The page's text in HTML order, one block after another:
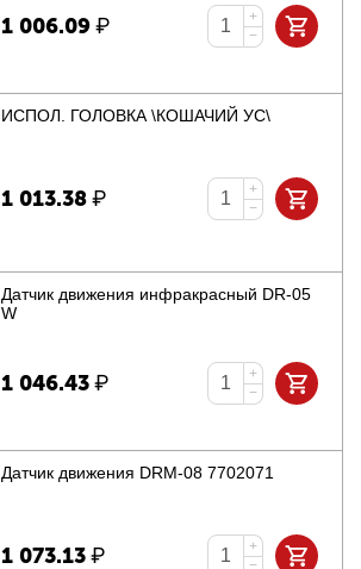
1 006.09₽
+
−
ИСПОЛ. ГОЛОВКА \КОШАЧИЙ УС\
1 013.38₽
+
−
Датчик движения инфракрасный DR-05
W
1 046.43₽
+
−
Датчик движения DRM-08 7702071
1 073.13₽
+